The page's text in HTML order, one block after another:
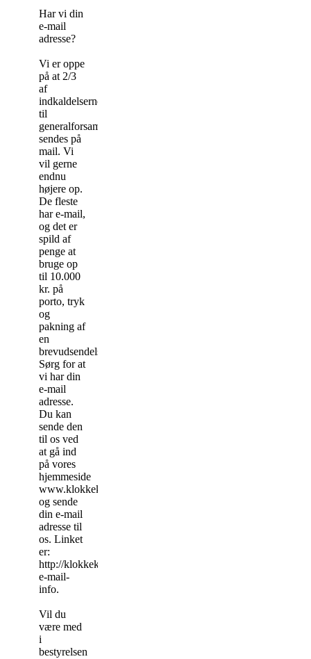
Har vi din
e-mail
adresse?
Vi er oppe
på at 2/3
af
indkaldelserne
til
generalforsamlingen
sendes på
mail. Vi
vil gerne
endnu
højere op.
De fleste
har e-mail,
og det er
spild af
penge at
bruge op
til 10.000
kr. på
porto, tryk
og
pakning af
en
brevudsendelse.
Sørg for at
vi har din
e-mail
adresse.
Du kan
sende den
til os ved
at gå ind
på vores
hjemmeside
www.klokkekilden.dk
og sende
din e-mail
adresse til
os. Linket
er:
http://klokkekilden.dk/modtag-
e-mail-
info.
Vil du
være med
i
bestyrelsen